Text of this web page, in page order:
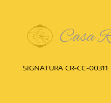
SIGNATURA CR-CC-00311